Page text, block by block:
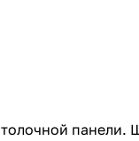
панели.